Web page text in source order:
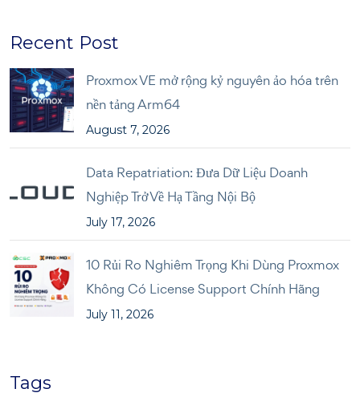
Recent Post
Proxmox VE mở rộng kỷ nguyên ảo hóa trên
nền tảng Arm64
August 7, 2026
Data Repatriation: Đưa Dữ Liệu Doanh
Nghiệp Trở Về Hạ Tầng Nội Bộ
July 17, 2026
10 Rủi Ro Nghiêm Trọng Khi Dùng Proxmox
Không Có License Support Chính Hãng
July 11, 2026
Tags